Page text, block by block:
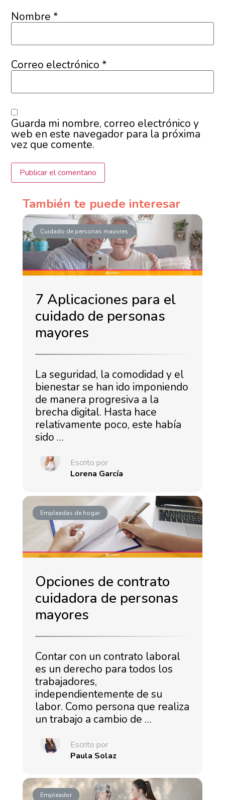
Nombre*
Correo electrónico*
Guarda mi nombre, correo electrónico y
web en este navegador para la próxima
vez que comente.
También te puede interesar
Cuidado de personas mayores
7 Aplicaciones para el
cuidado de personas
mayores
La seguridad, la comodidad y el
bienestar se han ido imponiendo
de manera progresiva a la
brecha digital. Hasta hace
relativamente poco, este había
sido …
Escrito por
Lorena García
Empleadas de hogar
Opciones de contrato
cuidadora de personas
mayores
Contar con un contrato laboral
es un derecho para todos los
trabajadores,
independientemente de su
labor. Como persona que realiza
un trabajo a cambio de …
Escrito por
Paula Solaz
Empleador